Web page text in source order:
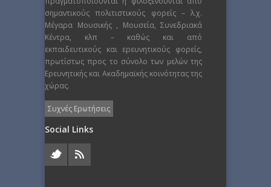
σημαντικούς πολιτιστικούς φορείς – λ.χ.
Μέγαρα Μουσικής , Μουσεία, Συνεδριακά
Κέντρα, κλπ – καθώς και από
εκπαιδευτικούς και ερευνητικούς φορείς,
πρωτίστως προς το σύνολο των μελών της
Ερευνητικής και Ακαδημαϊκής κοινότητας της
χώρας.
Συχνές Ερωτήσεις
Social Links